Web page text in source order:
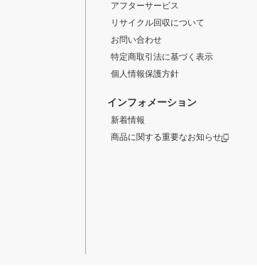
アフターサービス
リサイクル回収について
お問い合わせ
特定商取引法に基づく表示
個人情報保護方針
インフォメーション
新着情報
商品に関する重要なお知らせ